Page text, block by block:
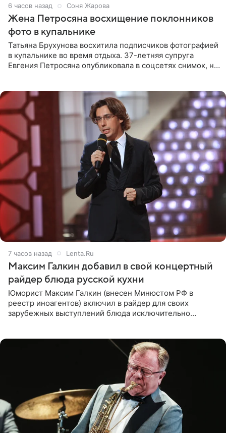
6 часов назад Соня Жарова
Жена Петросяна восхищение поклонников
фото в купальнике
Татьяна Брухунова восхитила подписчиков фотографией
в купальнике во время отдыха. 37-летняя супруга
Евгения Петросяна опубликовала в соцсетях снимок, на
7 часов назад Lenta.Ru
Максим Галкин добавил в свой концертный
райдер блюда русской кухни
Юморист Максим Галкин (внесен Минюстом РФ в
реестр иноагентов) включил в райдер для своих
зарубежных выступлений блюда исключительно